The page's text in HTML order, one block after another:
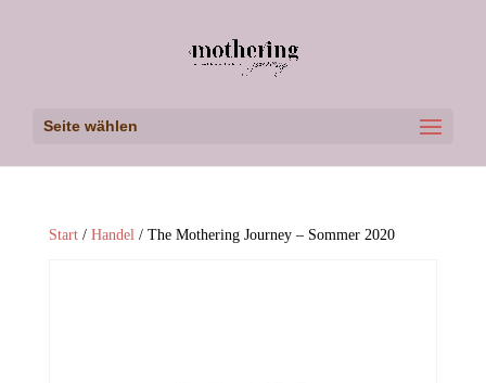
Seite wählen
Start/ Handel/ The Mothering Journey – Sommer 2020